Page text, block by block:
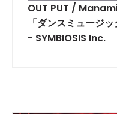
OUT PUT /
「ダンスミュージ
- SYMBIOSIS Inc.